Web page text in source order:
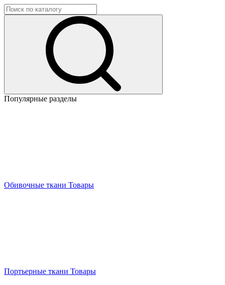
Популярные разделы
Обивочные ткани Товары
Портьерные ткани Товары